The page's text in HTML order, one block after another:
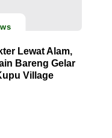
Lewat Alam,
Bareng Gelar
Village